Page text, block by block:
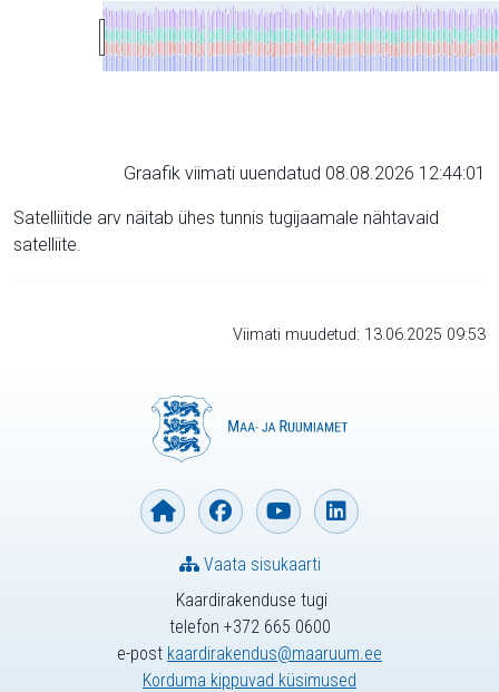
Graafik viimati uuendatud 08.08.2026 12:44:01
Satelliitide arv näitab ühes tunnis tugijaamale nähtavaid
satelliite.
Viimati muudetud: 13.06.2025 09:53
Kaardirakenduse tugi
telefon +372 665 0600
e-post kaardirakendus@maaruum.ee
Korduma kippuvad küsimused
Vaata sisukaarti